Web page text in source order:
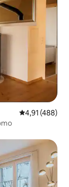
Средна
4,91 (488)